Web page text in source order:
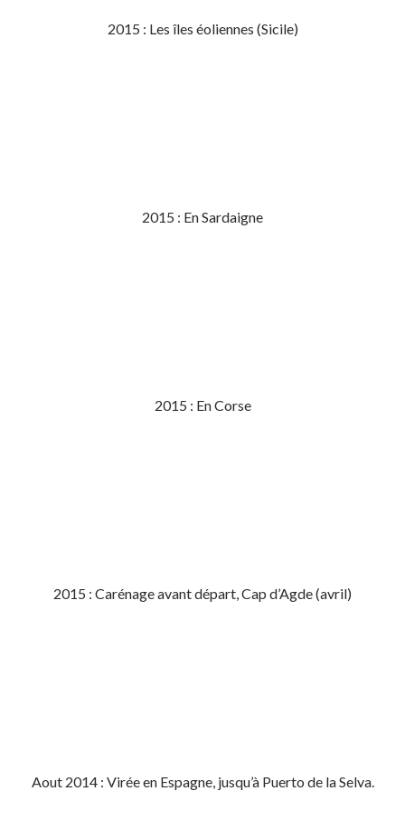
2015 : Les îles éoliennes (Sicile)
2015 : En Sardaigne
2015 : En Corse
2015 : Carénage avant départ, Cap d’Agde (avril)
Aout 2014 : Virée en Espagne, jusqu’à Puerto de la Selva.